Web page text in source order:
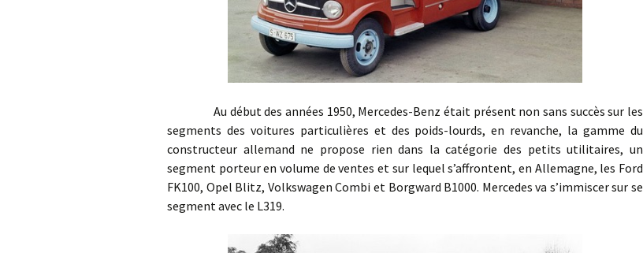
Au début des années 1950, Mercedes-Benz était présent non sans succès sur les
segments des voitures particulières et des poids-lourds, en revanche, la gamme du
constructeur allemand ne propose rien dans la catégorie des petits utilitaires, un
segment porteur en volume de ventes et sur lequel s’affrontent, en Allemagne, les Ford
FK100, Opel Blitz, Volkswagen Combi et Borgward B1000. Mercedes va s’immiscer sur se
segment avec le L319.